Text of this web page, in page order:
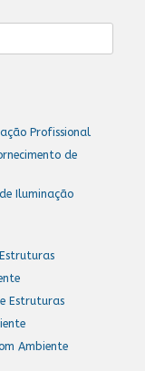
Profissional
de
Iluminação
Estruturas
Ambiente